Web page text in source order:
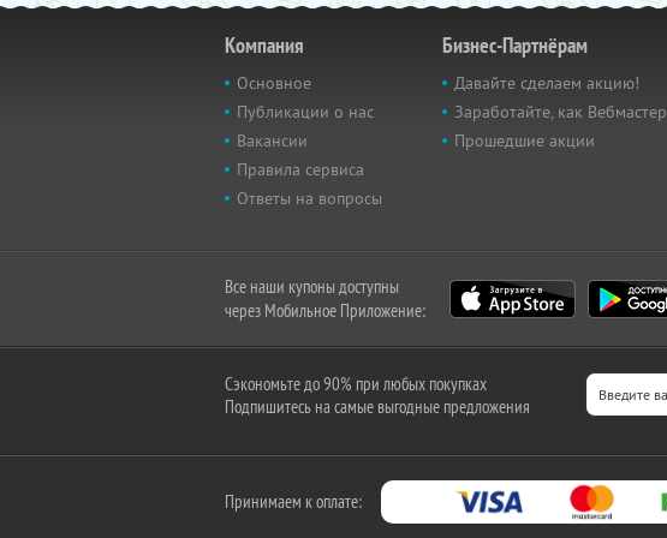
Компания
Основное
Публикации о нас
Вакансии
Правила сервиса
Ответы на вопросы
Бизнес-Партнёрам
Давайте сделаем акцию!
Заработайте, как Вебмастер
Прошедшие акции
Все наши купоны доступны
через Мобильное Приложение:
Сэкономьте до 90% при любых покупках
Подпишитесь на самые выгодные предложения
Принимаем к оплате: